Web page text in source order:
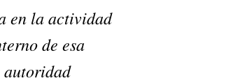
en la actividad
de esa
autoridad